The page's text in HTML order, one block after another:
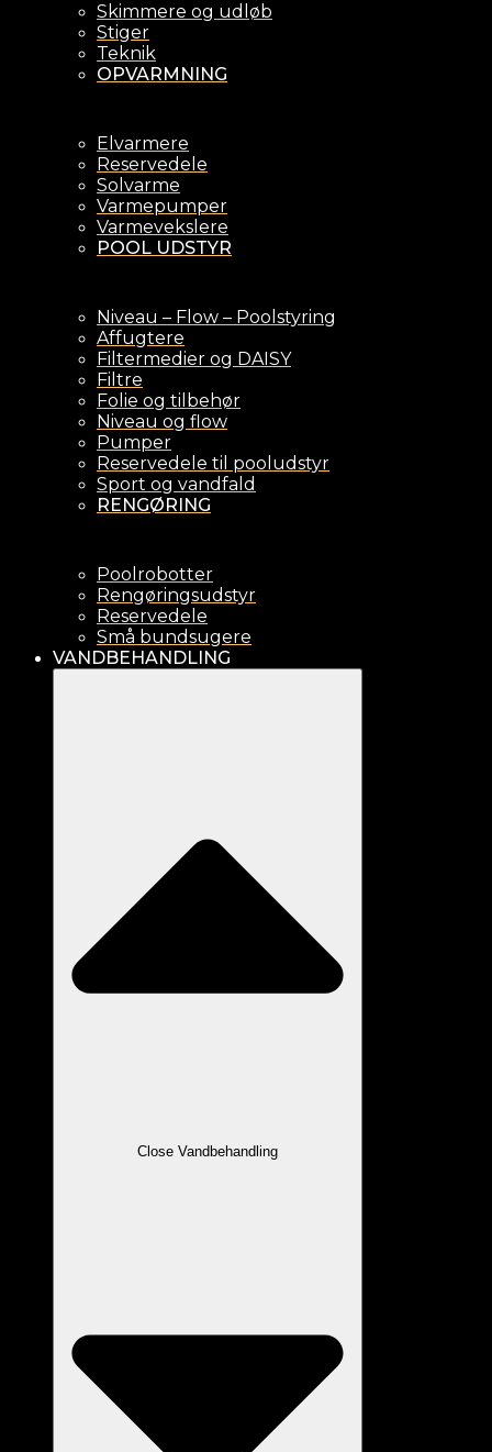
Skimmere og udløb
Stiger
Teknik
OPVARMNING
Elvarmere
Reservedele
Solvarme
Varmepumper
Varmevekslere
POOL UDSTYR
Niveau – Flow – Poolstyring
Affugtere
Filtermedier og DAISY
Filtre
Folie og tilbehør
Niveau og flow
Pumper
Reservedele til pooludstyr
Sport og vandfald
RENGØRING
Poolrobotter
Rengøringsudstyr
Reservedele
Små bundsugere
VANDBEHANDLING
Close Vandbehandling